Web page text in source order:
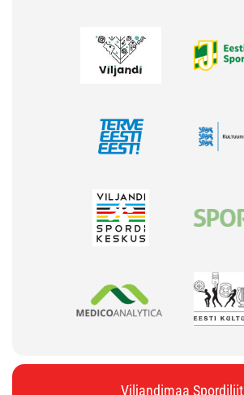
Viljandimaa Spordiliit